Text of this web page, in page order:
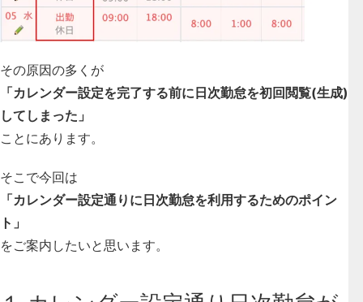
その原因の多くが
「カレンダー設定を完了する前に日次勤怠を初回閲覧(生成)
してしまった」
ことにあります。
そこで今回は
「カレンダー設定通りに日次勤怠を利用するためのポイン
ト」
をご案内したいと思います。